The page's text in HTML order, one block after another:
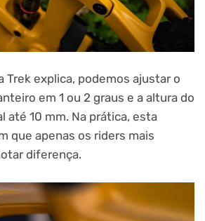
Trek explica, podemos ajustar o
em 1 ou 2 graus e a altura do
até 10 mm. Na prática, esta
que apenas os riders mais
diferença.